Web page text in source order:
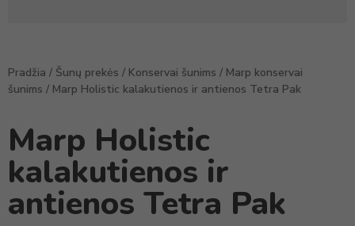
Pradžia / Šunų prekės / Konservai šunims / Marp konservai
šunims / Marp Holistic kalakutienos ir antienos Tetra Pak
Marp Holistic
kalakutienos ir
antienos Tetra Pak